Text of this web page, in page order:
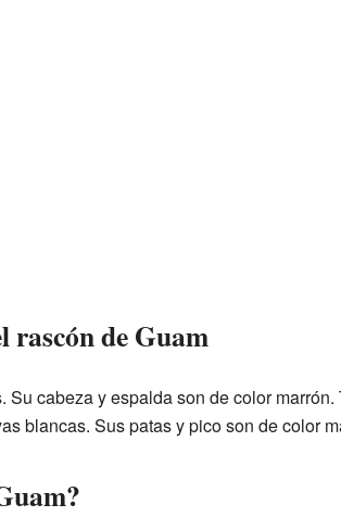
rascón de Guam
cabeza y espalda son de color
blancas. Sus patas y pico son de color